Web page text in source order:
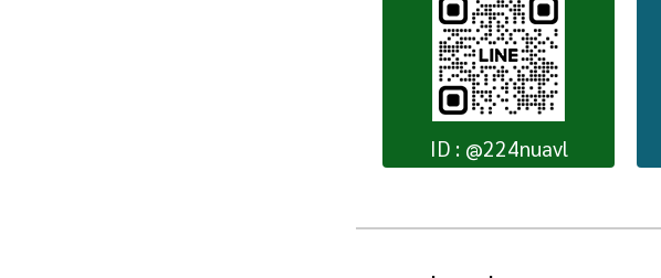
ID : @224nuavl